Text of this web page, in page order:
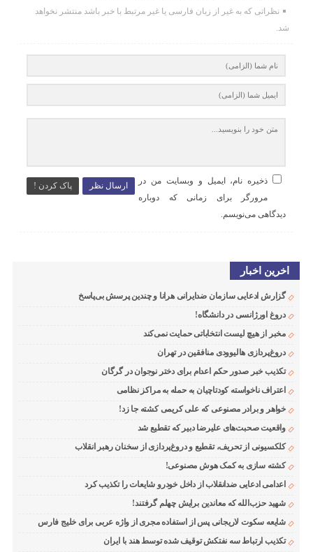
نظراتی که به غیر از زبان فارسی یا غیر مرتبط با خبر باشد منتشر نخواهد
شد.
ارسال نظر پاک کردن !
ذخیره نام، ایمیل و وبسایت من در
مرورگر برای زمانی که دوباره
دیدگاهی می‌نویسم.
اخرین اخبار
گزارش ادعایی سازمان ضدایرانی هرانا و چندین پرسش بی‌پاسخ
دروغ اورژانسی در دانشگاه!
مخبر از هیچ لیست انتخاباتی حمایت نمی‌کند
دروغ‌پردازی هالیوودی منافقین در تهران
تکذیب خبر صدور حکم اعدام برای دختر نوجوان در گرگان
اعتراف ناخواسته کودتاچیان به حمله به مراکز نظامی
خواهر و برادر مصنوعی که علی کریمی کشته جا زد!
واقعیت صحبت‌های علیرضا دبیر که تقطیع شد
کلکسیونی از تحریف، تقطیع و دروغ‌پردازی از سخنان رهبر انقلاب
کشته سازی به کمک هوش مصنوعی!
اعدامی ادعایی ضدانقلاب از داخل خودرو شایعات را تکذیب کرد
شهید حزب‌الله که معاندین برایش چهلم گرفتند!
شایعه سکوت لاریجانی پس از استفاده مجری از واژه عربی برای خلیج فارس
تکذیب ارتباط سه نفتکش توقیف شده توسط هند با ایران